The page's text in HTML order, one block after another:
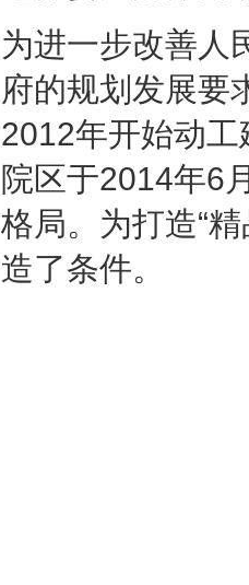
为进一步改善人
府的规划发展要
2012年开始动工
院区于2014年6
格局。为打造“
造了条件。